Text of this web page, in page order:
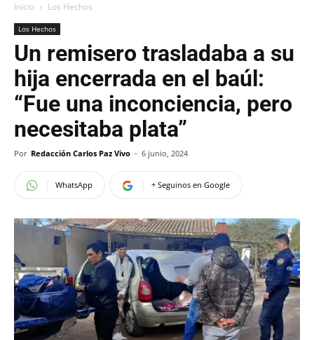
Inicio Los Hechos
Los Hechos
Un remisero trasladaba a su
hija encerrada en el baúl:
“Fue una inconciencia, pero
necesitaba plata”
Por Redacción Carlos Paz Vivo - 6 junio, 2024
WhatsApp + Seguinos en Google